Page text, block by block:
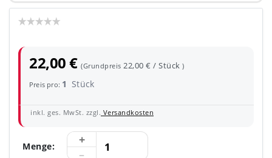
22,00 €(Grundpreis22,00 € / Stück)
Preis pro: 1 Stück
inkl. ges. MwSt. zzgl. Versandkosten
Menge: